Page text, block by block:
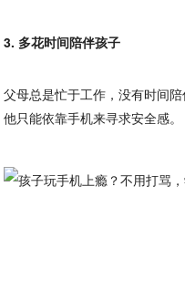
3. 多花时间陪伴孩子
父母总是忙于工作，没有时间
他只能依靠手机来寻求安全感。